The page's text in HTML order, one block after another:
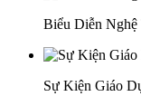
Biểu Diễn Nghệ
Sự Kiện Giáo